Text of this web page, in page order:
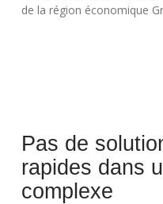
de la région économique
Pas de
rapides dans
complexe